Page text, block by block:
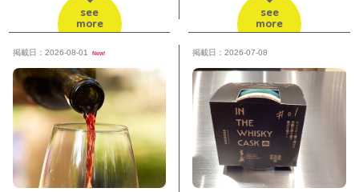
see
more
see
more
掲載日：2026-08-01 New! 掲載日：2026-07-08